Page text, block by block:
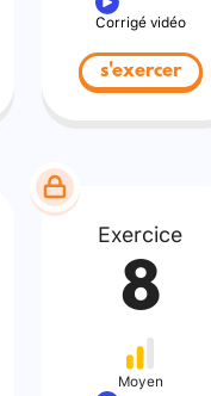
Corrigé vidéo
s'exercer
Exercice
8
Moyen